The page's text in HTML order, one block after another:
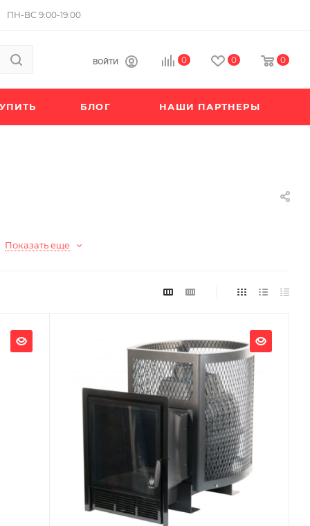
ПН-ВС 9:00-19:00
ВОЙТИ 0 0 0
БЛОГ НАШИ ПАРТНЕРЫ
Показать еще
760
Вид топлива
Дрова
Длина дров, мм
450
Масса камней, кг